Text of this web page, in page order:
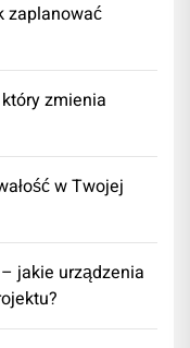
zaplanować
zmienia
w Twojej
jakie urządzenia